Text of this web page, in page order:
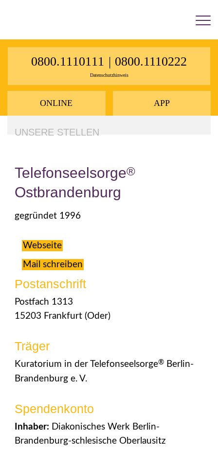
0800.1110111 | 0800.1110222
Datenschutzhinweis
ONLINE APP
UNSERE STELLEN
Telefonseelsorge®
Ostbrandenburg
gegründet 1996
Webseite
Mail schreiben
Postanschrift
Postfach 1313
15203 Frankfurt (Oder)
Träger
Kuratorium in der Telefonseelsorge® Berlin-
Brandenburg e. V.
Spendenkonto
Inhaber: Diakonisches Werk Berlin-
Brandenburg-schlesische Oberlausitz